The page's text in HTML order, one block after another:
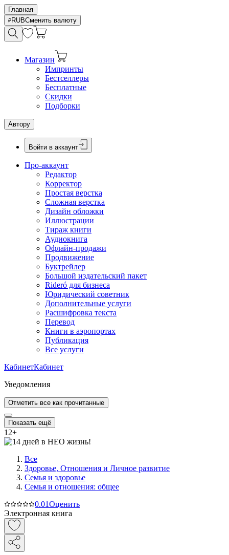
Главная
RUBСменить валюту
Магазин
Импринты
Бестселлеры
Бесплатные
Скидки
Подборки
Автору
Войти в аккаунт
Про-аккаунт
Редактор
Корректор
Простая верстка
Сложная верстка
Дизайн обложки
Иллюстрации
Тираж книги
Аудиокнига
Офлайн-продажи
Продвижение
Буктрейлер
Большой издательский пакет
Rideró для бизнеса
Юридический советник
Дополнительные услуги
Расшифровка текста
Перевод
Книги в аэропортах
Публикация
Все услуги
КабинетКабинет
Уведомления
Отметить все как прочитанные
Показать ещё
12+
Все
Здоровье, Отношения и Личное развитие
Семья и здоровье
Семья и отношения: общее
0.01Оценить
Электронная книга